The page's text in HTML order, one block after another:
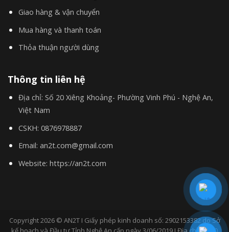
Giao hàng & vận chuyển
Mua hàng và thanh toán
Thỏa thuận người dùng
Thông tin liên hệ
Địa chỉ: Số 20 Xiêng Khoảng- Phường Vinh Phú - Nghệ An,
Việt Nam
CSKH: 0876978887
Email: an2t.com@gmail.com
Website: https://an2t.com
Copyright 2026 © AN2T I Giấy phép kinh doanh số: 2902153382 do Sở